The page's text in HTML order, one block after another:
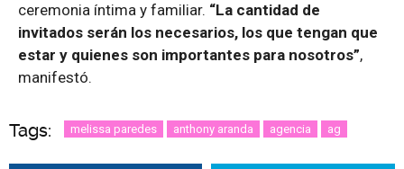
ceremonia íntima y familiar. “La cantidad de
invitados serán los necesarios, los que tengan que
estar y quienes son importantes para nosotros”,
manifestó.
Tags: melissa paredes anthony aranda agencia ag